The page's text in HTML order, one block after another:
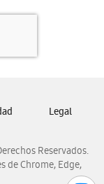
Reservados.
de Chrome, Edge,
Legal